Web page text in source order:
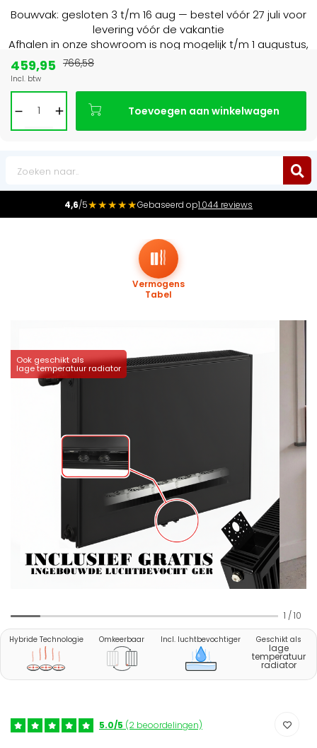
Bouwvak: gesloten 3 t/m 16 aug — bestel vóór 27 juli voor
levering vóór de vakantie
Afhalen in onze showroom is nog mogelijk t/m 1 augustus,
4,6/5★★★★★Gebaseerd op1.044 reviews
Ook geschikt als
lage temperatuur radiator
Vermogens
Tabel
1 / 10
Hybride Technologie Omkeerbaar Incl. luchtbevochtiger Geschikt als
lage
temperatuur
radiator
5.0/5 (2 beoordelingen)
459,95
Incl. btw
766,58
Toevoegen aan winkelwagen